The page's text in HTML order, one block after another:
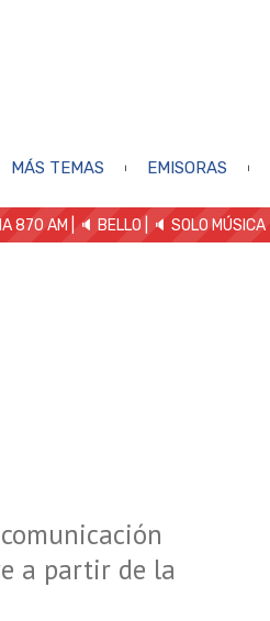
MÁS TEMAS EMISORAS
870 AM | 🔈 BELLO 🔈 SOLO MÚSICA
a partir de la